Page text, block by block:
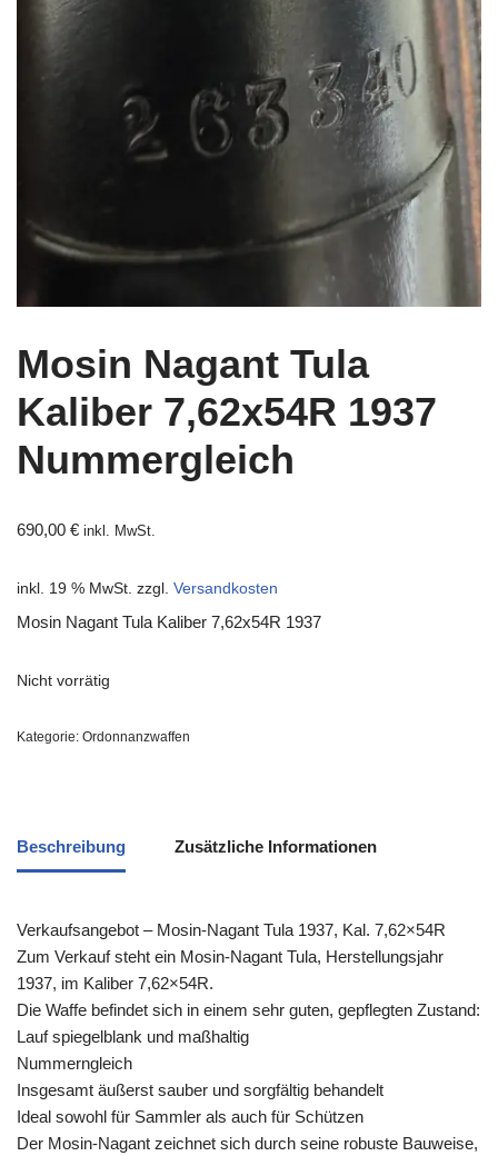
Mosin Nagant Tula
Kaliber 7,62x54R 1937
Nummergleich
690,00 € inkl. MwSt.
inkl. 19 % MwSt. zzgl. Versandkosten
Mosin Nagant Tula Kaliber 7,62x54R 1937
Nicht vorrätig
Kategorie: Ordonnanzwaffen
Beschreibung Zusätzliche Informationen
Verkaufsangebot – Mosin-Nagant Tula 1937, Kal. 7,62×54R
Zum Verkauf steht ein Mosin-Nagant Tula, Herstellungsjahr
1937, im Kaliber 7,62×54R.
Die Waffe befindet sich in einem sehr guten, gepflegten Zustand:
Lauf spiegelblank und maßhaltig
Nummerngleich
Insgesamt äußerst sauber und sorgfältig behandelt
Ideal sowohl für Sammler als auch für Schützen
Der Mosin-Nagant zeichnet sich durch seine robuste Bauweise,